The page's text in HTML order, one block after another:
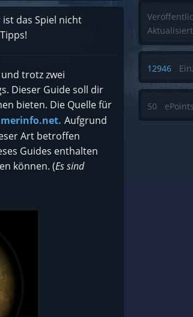
das Spiel nicht
trotz zwei
Dieser Guide soll dir
bieten. Die Quelle für
Aufgrund
Art betroffen
Guides enthalten
können. (Es sind
Aktualisiert
12946
50